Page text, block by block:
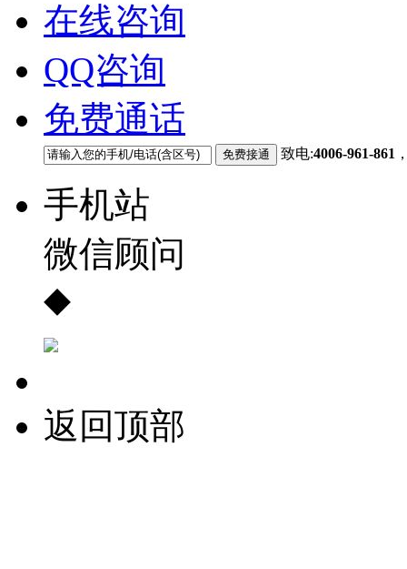
在线咨询
QQ咨询
免费通话
致电:4006-961-861
手机站
微信顾问
◆
返回顶部